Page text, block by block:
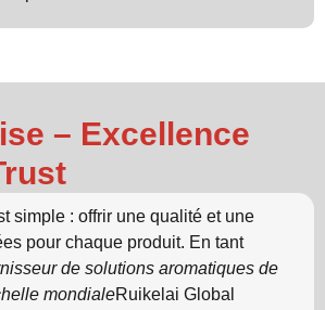
– Excellence
simple : offrir une qualité et une
pour chaque produit. En tant
de solutions aromatiques de
mondialeRuikelai Global